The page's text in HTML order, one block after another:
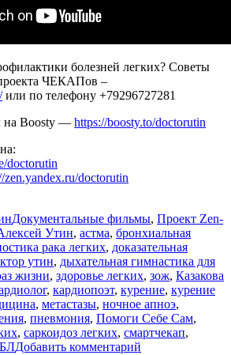
болезней легких? Советы
ЧЕКАПов –
или по телефону +79296727281
на Boosty —https://boosty.to/doctorutin
doctorutin
zen.yandex.ru/doctorutin
Рубрики
Документальные фильмы, Проект Zen-
Утин, астма, бронхиальная
рака легких, доказательная
утин, дыхательная гимнастика для
жизни, здоровье легких, зож, Казакова
, кардиопоэт, курение, курение
, метастазы, ночное апноэ,
, пневмония, Помоги Себе Сам,
, саркоидоз легких, смартчекап,
Добавить комментарий